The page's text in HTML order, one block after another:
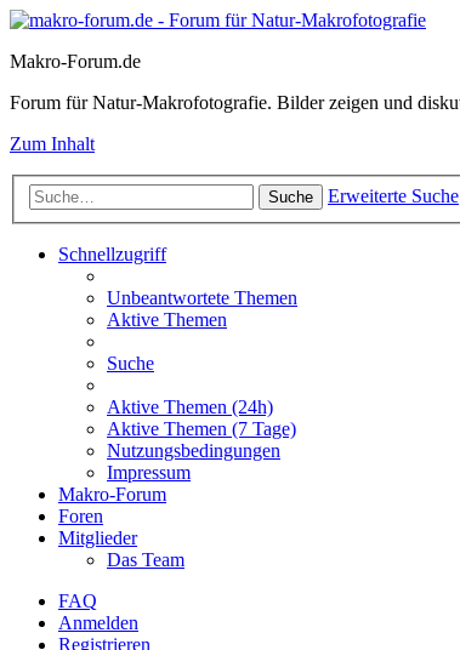
Makro-Forum.de
Forum für Natur-Makrofotografie. Bilder zeigen und
Zum Inhalt
Suche Erweiterte Suche
Schnellzugriff
Unbeantwortete Themen
Aktive Themen
Suche
Aktive Themen (24h)
Aktive Themen (7 Tage)
Nutzungsbedingungen
Impressum
Makro-Forum
Foren
Mitglieder
Das Team
FAQ
Anmelden
Registrieren